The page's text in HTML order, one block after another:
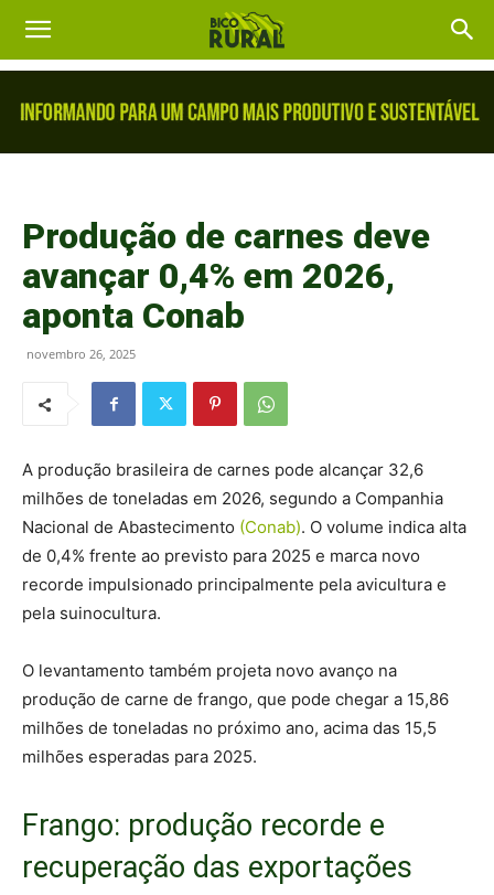
Produção de carnes deve
avançar 0,4% em 2026,
aponta Conab
novembro 26, 2025
A produção brasileira de carnes pode alcançar 32,6
milhões de toneladas em 2026, segundo a Companhia
Nacional de Abastecimento (Conab). O volume indica alta
de 0,4% frente ao previsto para 2025 e marca novo
recorde impulsionado principalmente pela avicultura e
pela suinocultura.
O levantamento também projeta novo avanço na
produção de carne de frango, que pode chegar a 15,86
milhões de toneladas no próximo ano, acima das 15,5
milhões esperadas para 2025.
Frango: produção recorde e
recuperação das exportações